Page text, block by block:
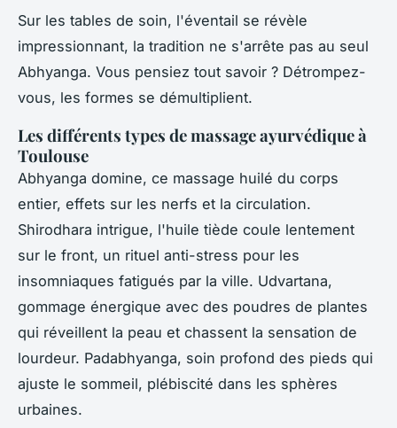
Sur les tables de soin, l'éventail se révèle
impressionnant, la tradition ne s'arrête pas au seul
Abhyanga. Vous pensiez tout savoir ? Détrompez-
vous, les formes se démultiplient.
Les différents types de massage ayurvédique à
Toulouse
Abhyanga domine, ce massage huilé du corps
entier, effets sur les nerfs et la circulation.
Shirodhara intrigue, l'huile tiède coule lentement
sur le front, un rituel anti-stress pour les
insomniaques fatigués par la ville. Udvartana,
gommage énergique avec des poudres de plantes
qui réveillent la peau et chassent la sensation de
lourdeur. Padabhyanga, soin profond des pieds qui
ajuste le sommeil, plébiscité dans les sphères
urbaines.